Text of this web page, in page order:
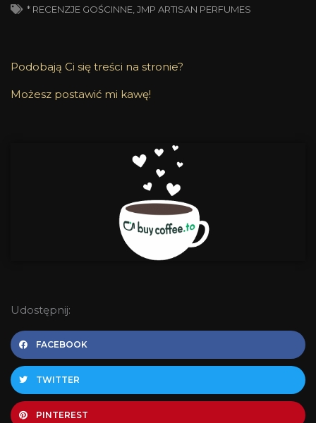
* RECENZJE GOŚCINNE JMP ARTISAN PERFUMES
Podobają Ci się treści na stronie?
Możesz postawić mi kawę!
Udostępnij:
FACEBOOK
TWITTER
PINTEREST